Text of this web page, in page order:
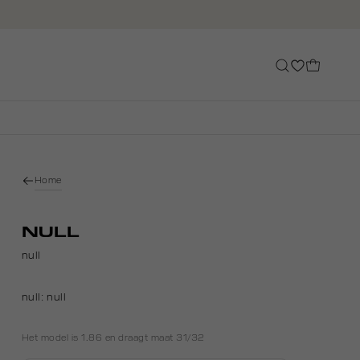
Home
NULL
null
null: null
Het model is 1.86 en draagt maat 31/32